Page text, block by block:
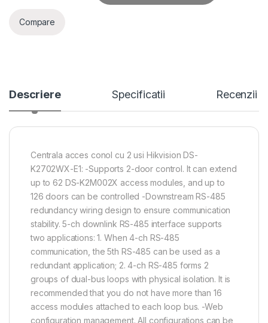
Compare
Descriere Specificatii Recenzii
Centrala acces conol cu 2 usi Hikvision DS-
K2702WX-E1: -Supports 2-door control. It can extend
up to 62 DS-K2M002X access modules, and up to
126 doors can be controlled -Downstream RS-485
redundancy wiring design to ensure communication
stability. 5-ch downlink RS-485 interface supports
two applications: 1. When 4-ch RS-485
communication, the 5th RS-485 can be used as a
redundant application; 2. 4-ch RS-485 forms 2
groups of dual-bus loops with physical isolation. It is
recommended that you do not have more than 16
access modules attached to each loop bus. -Web
configuration management. All configurations can be